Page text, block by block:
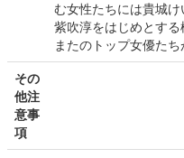
む女性たちには貴城け
紫吹淳をはじめとす
またのトップ女優たち
その
他注
意事
項